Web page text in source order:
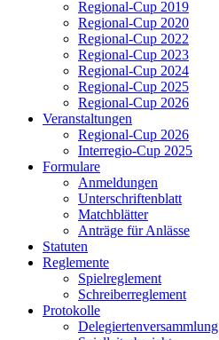
Regional-Cup 2019
Regional-Cup 2020
Regional-Cup 2022
Regional-Cup 2023
Regional-Cup 2024
Regional-Cup 2025
Regional-Cup 2026
Veranstaltungen
Regional-Cup 2026
Interregio-Cup 2025
Formulare
Anmeldungen
Unterschriftenblatt
Matchblätter
Anträge für Anlässe
Statuten
Reglemente
Spielreglement
Schreiberreglement
Protokolle
Delegiertenversammlung